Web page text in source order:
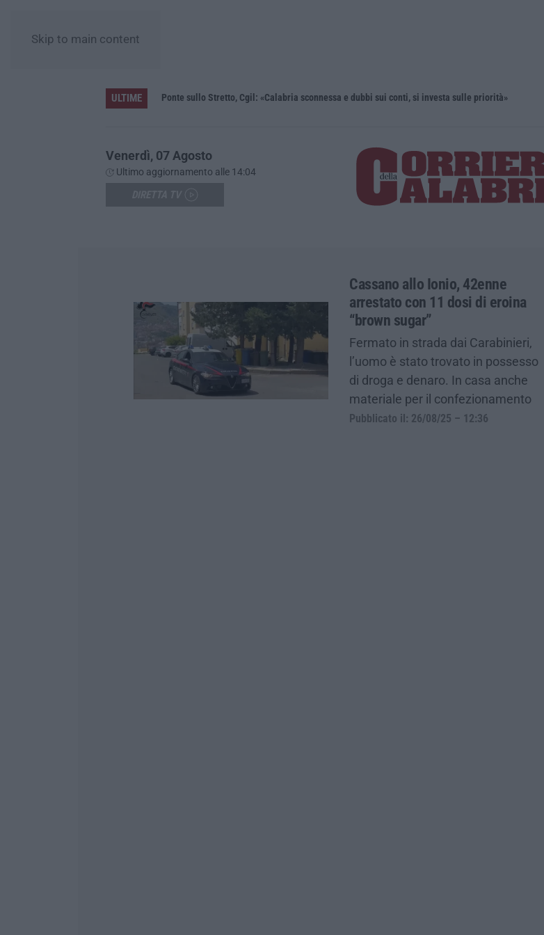
Skip to main content
ULTIME
Unical e la ricerca, la ministra Bernini: «Qui l’astrofisica del futuro, dalla Calabria allo spazio profondo» Ponte sullo Stretto, Cgil: «Calabria sconnessa e dubbi sui conti, si investa sulle priorità»
Venerdì, 07 Agosto
Ultimo aggiornamento alle 14:04
Cassano allo Ionio, 42enne
arrestato con 11 dosi di eroina
“brown sugar”
Fermato in strada dai Carabinieri,
l’uomo è stato trovato in possesso
di droga e denaro. In casa anche
materiale per il confezionamento
Pubblicato il: 26/08/25 – 12:36